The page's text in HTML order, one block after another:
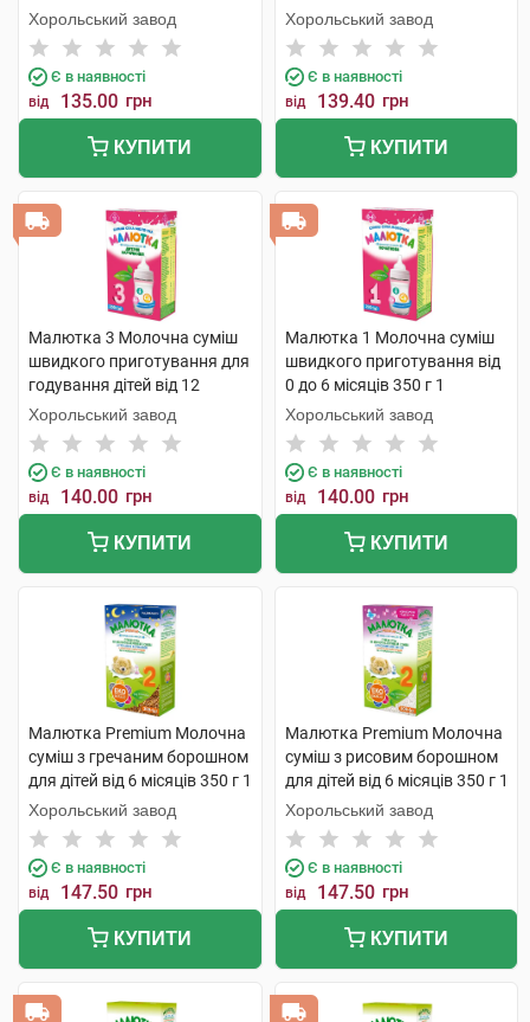
борошном з 6 місяців 350 г 1
коробка
Хорольський завод
Є в наявності
від 135.00 грн
КУПИТИ
коробка
Хорольський завод
Є в наявності
від 139.40 грн
КУПИТИ
Малютка 3 Молочна суміш
швидкого приготування для
годування дітей від 12
місяців 350 г 1 коробка
Хорольський завод
Є в наявності
від 140.00 грн
КУПИТИ
Малютка 1 Молочна суміш
швидкого приготування від
0 до 6 місяців 350 г 1
коробка
Хорольський завод
Є в наявності
від 140.00 грн
КУПИТИ
Малютка Premium Молочна
суміш з гречаним борошном
для дітей від 6 місяців 350 г 1
коробка
Хорольський завод
Є в наявності
від 147.50 грн
КУПИТИ
Малютка Premium Молочна
суміш з рисовим борошном
для дітей від 6 місяців 350 г 1
коробка
Хорольський завод
Є в наявності
від 147.50 грн
КУПИТИ